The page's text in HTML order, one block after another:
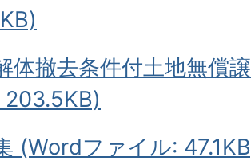
体撤去条件付土地無償
203.5KB)
(Wordファイル: